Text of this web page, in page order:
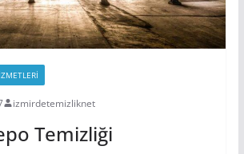
izmirdetemizliknet
Temizliği